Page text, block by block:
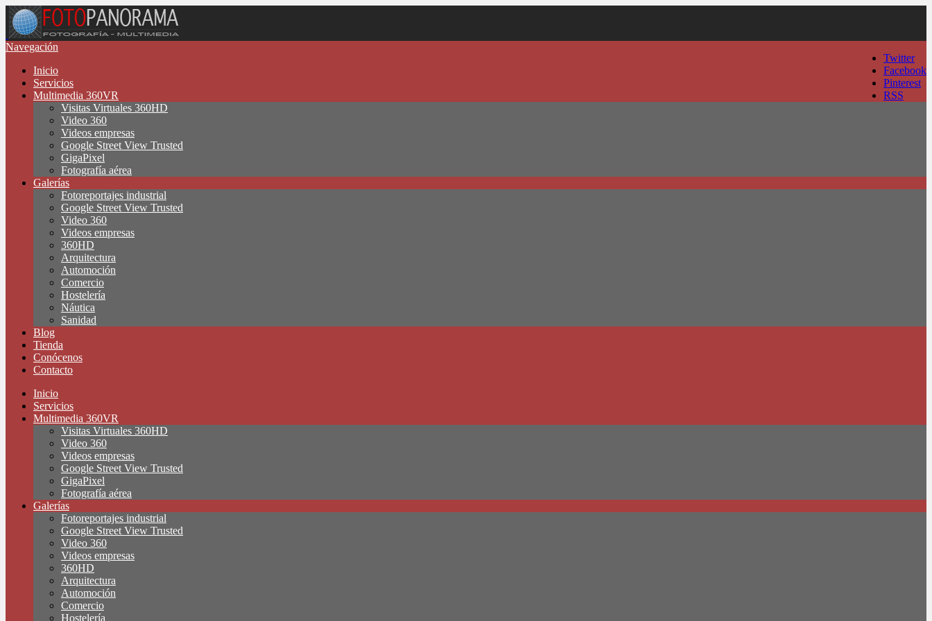
Twitter
Facebook
Pinterest
RSS
Navegación
Inicio
Servicios
Multimedia 360VR
Visitas Virtuales 360HD
Video 360
Videos empresas
Google Street View Trusted
GigaPixel
Fotografía aérea
Galerías
Fotoreportajes industrial
Google Street View Trusted
Video 360
Videos empresas
360HD
Arquitectura
Automoción
Comercio
Hostelería
Náutica
Sanidad
Blog
Tienda
Conócenos
Contacto
Inicio
Servicios
Multimedia 360VR
Visitas Virtuales 360HD
Video 360
Videos empresas
Google Street View Trusted
GigaPixel
Fotografía aérea
Galerías
Fotoreportajes industrial
Google Street View Trusted
Video 360
Videos empresas
360HD
Arquitectura
Automoción
Comercio
Hostelería